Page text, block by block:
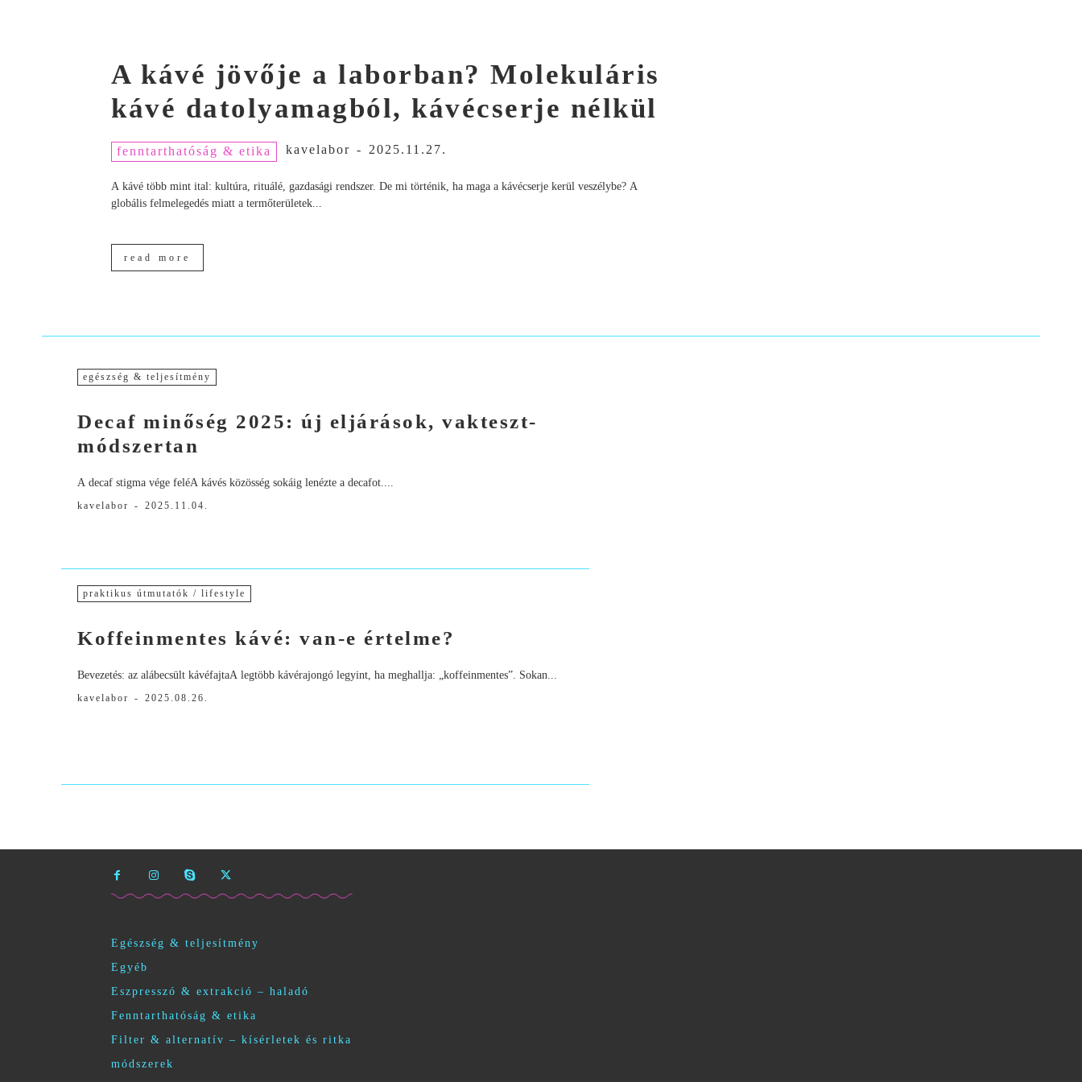
A kávé jövője a laborban? Molekuláris
kávé datolyamagból, kávécserje nélkül
fenntarthatóság & etika kavelabor - 2025.11.27.
A kávé több mint ital: kultúra, rituálé, gazdasági rendszer. De mi történik, ha maga a kávécserje kerül veszélybe? A
globális felmelegedés miatt a termőterületek...
read more
egészség & teljesítmény
Decaf minőség 2025: új eljárások, vakteszt-
módszertan
A decaf stigma vége feléA kávés közösség sokáig lenézte a decafot....
kavelabor - 2025.11.04.
praktikus útmutatók / lifestyle
Koffeinmentes kávé: van-e értelme?
Bevezetés: az alábecsült kávéfajtaA legtöbb kávérajongó legyint, ha meghallja: „koffeinmentes”. Sokan...
kavelabor - 2025.08.26.
Egészség & teljesítmény
Egyéb
Eszpresszó & extrakció – haladó
Fenntarthatóság & etika
Filter & alternatív – kísérletek és ritka
módszerek